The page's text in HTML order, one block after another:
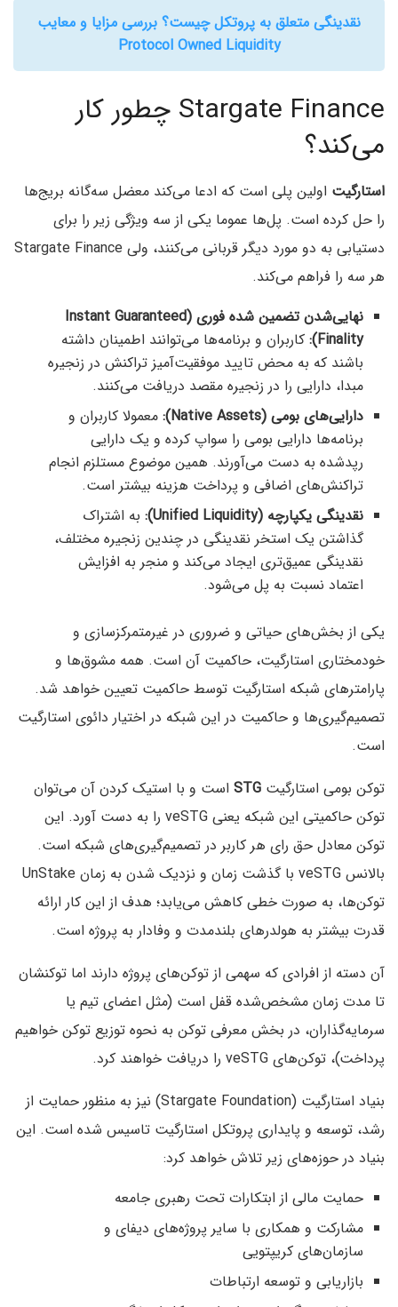
نقدینگی متعلق به پروتکل چیست؟ بررسی مزایا و معایب
Protocol Owned Liquidity
Stargate Finance چطور کار
می‌کند؟
استارگیت اولین پلی است که ادعا می‌کند معضل سه‌گانه بریج‌ها
را حل کرده است. پل‌ها عموما یکی از سه ویژگی زیر را برای
دستیابی به دو مورد دیگر قربانی می‌کنند، ولی Stargate Finance
هر سه را فراهم می‌‌کند.
نهایی‌شدن تضمین شده فوری (Instant Guaranteed
Finality): کاربران و برنامه‌ها می‌توانند اطمینان داشته
باشند که به محض تایید موفقیت‌آمیز تراکنش در زنجیره
مبدا،‌ دارایی را در زنجیره مقصد دریافت می‌کنند.
دارایی‌های بومی (Native Assets):
معمولا کاربران و
برنامه‌‌ها دارایی بومی را سواپ کرده و یک دارایی
رپدشده به دست می‌آورند. همین موضوع مستلزم انجام
تراکنش‌های اضافی و پرداخت هزینه بیشتر است.
نقدینگی یکپارچه (Unified Liquidity):
به اشتراک
گذاشتن یک استخر نقدینگی در چندین زنجیره مختلف،‌
نقدینگی عمیق‌تری ایجاد می‌کند و منجر به افزایش
اعتماد نسبت به پل می‌شود.
یکی از بخش‌های حیاتی و ضروری در غیرمتمرکزسازی و
خودمختاری استارگیت، حاکمیت آن است. همه مشوق‌ها و
پارامترهای شبکه استارگیت توسط حاکمیت تعیین خواهد شد.
تصمیم‌گیری‌ها و حاکمیت در این شبکه در اختیار دائوی استارگیت
است.
توکن بومی استارگیت STG‌ است و با استیک کردن آن می‌توان
توکن حاکمیتی این شبکه یعنی veSTG را به دست آورد. این
توکن معادل حق رای هر کاربر در تصمیم‌گیری‌های شبکه است.
بالانس veSTG با گذشت زمان و نزدیک شدن به زمان UnStake
توکن‌ها، به صورت خطی کاهش می‌یابد؛ هدف از این کار ارائه
قدرت بیشتر به هولدرهای بلندمدت و وفادار به پروژه است.
آن دسته از افرادی که سهمی از توکن‌های پروژه دارند اما توکنشان
تا مدت زمان مشخص‌شده قفل است (مثل اعضای تیم یا
سرمایه‌گذاران، در بخش معرفی توکن به نحوه توزیع توکن خواهیم
پرداخت)، توکن‌های veSTG را دریافت خواهند کرد.
بنیاد استارگیت (Stargate Foundation) نیز به منظور حمایت از
رشد،‌ توسعه و پایداری پروتکل استارگیت تاسیس شده است. این
بنیاد در حوزه‌های زیر تلاش خواهد کرد:
حمایت مالی از ابتکارات تحت رهبری جامعه
مشارکت و همکاری با سایر پروژه‌های دیفای و
سازمان‌های کریپتویی
بازاریابی و توسعه ارتباطات